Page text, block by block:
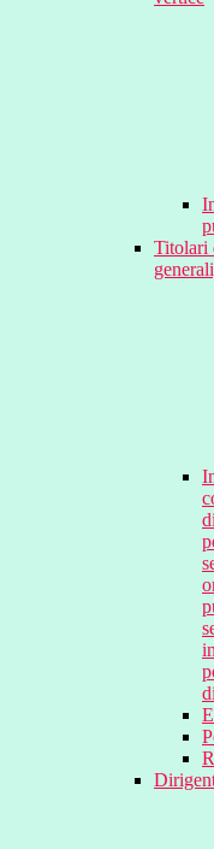
Titolari